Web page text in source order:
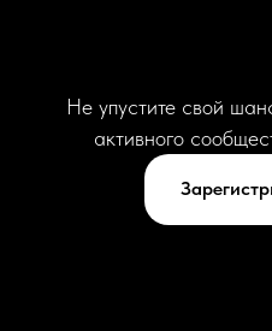
Не упустите свой
активного